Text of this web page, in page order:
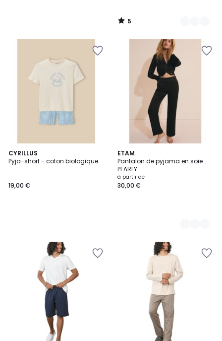
5
/
CYRILLUS
Pyja-short - coton biologique
19,00 €
ETAM
Pantalon de pyjama en soie
PEARLY
à partir de
30,00 €
4
Couleurs